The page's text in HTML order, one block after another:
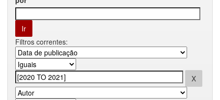
Filtros correntes: